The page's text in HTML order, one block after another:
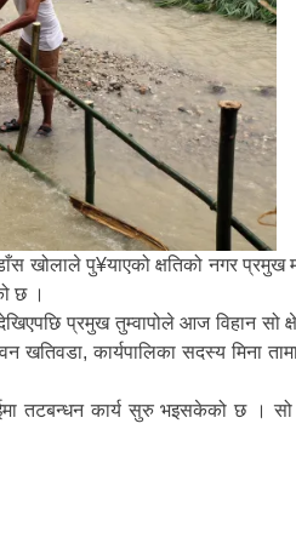
खोलाले पु¥याएको क्षतिको नगर प्रमुख
छ ।
प्रमुख तुम्वापोले आज विहान सो
कार्यपालिका सदस्य मिना
तटबन्धन कार्य सुरु भइसकेको छ । सो